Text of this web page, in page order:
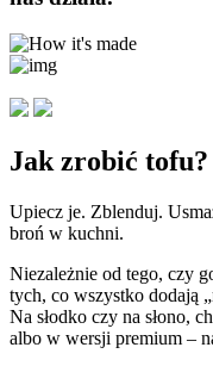
Jak zrobić tofu?
Upiecz je. Zblenduj.
broń w kuchni.
Niezależnie od tego, czy
tych, co wszystko dodają
Na słodko czy na słono,
albo w wersji premium –